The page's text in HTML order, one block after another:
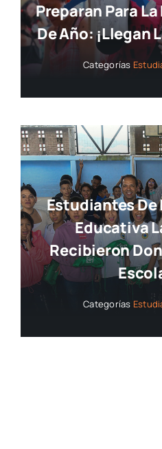
Preparan Para
De Año: ¡llegan
Categorías
Estudiantes
Educativa
Recibieron
Categorías